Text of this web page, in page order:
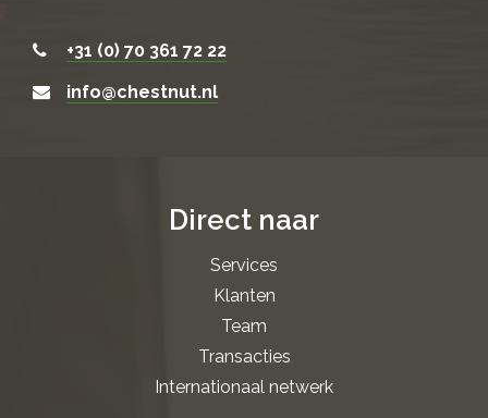
+31 (0) 70 361 72 22
info@chestnut.nl
Direct naar
Services
Klanten
Team
Transacties
Internationaal netwerk